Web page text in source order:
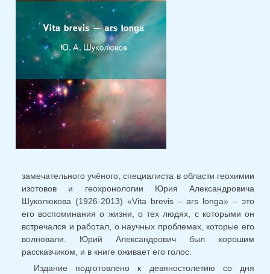
замечательного учёного, специалиста в области геохимии
изотовов и геохронологии Юрия Александровича
Шуколюкова (1926-2013) «Vita brevis – ars longa» – это
его воспоминания о жизни, о тех людях, с которыми он
встречался и работал, о научных проблемах, которые его
волновали. Юрий Александрович был хорошим
рассказчиком, и в книге оживает его голос.
Издание подготовлено к девяностолетию со дня